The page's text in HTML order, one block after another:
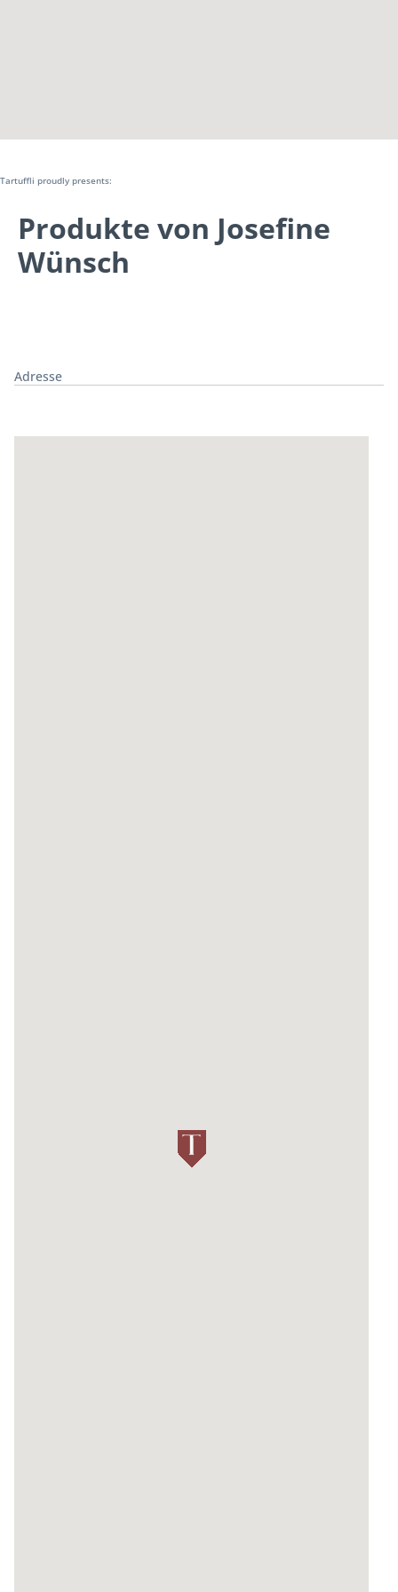
Tartuffli proudly presents:
Produkte von Josefine
Wünsch
Adresse